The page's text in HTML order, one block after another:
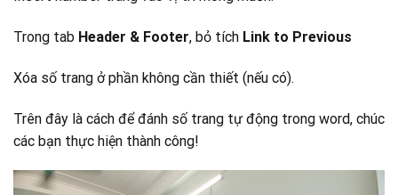
Trong tab Header & Footer, bỏ tích Link to Previous
Xóa số trang ở phần không cần thiết (nếu có).
Trên đây là cách để đánh số trang tự động trong word, chúc
các bạn thực hiện thành công!